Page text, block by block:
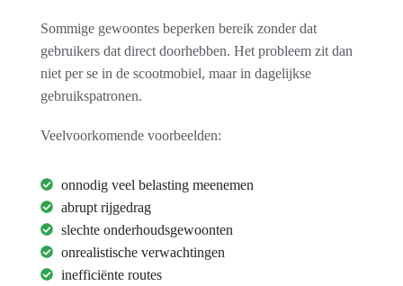
Sommige gewoontes beperken bereik zonder dat
gebruikers dat direct doorhebben. Het probleem zit dan
niet per se in de scootmobiel, maar in dagelijkse
gebruikspatronen.
Veelvoorkomende voorbeelden:
onnodig veel belasting meenemen
abrupt rijgedrag
slechte onderhoudsgewoonten
onrealistische verwachtingen
inefficiënte routes